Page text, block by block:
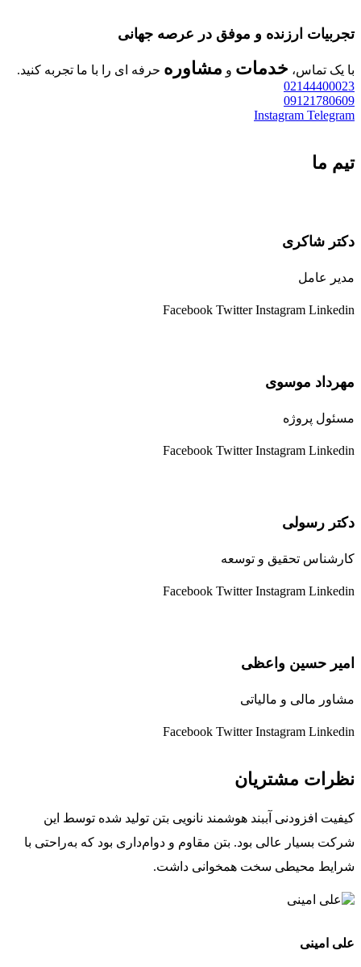
تجربیات ارزنده و موفق در عرصه جهانی
با یک تماس، خدمات و مشاوره حرفه ای را با ما تجربه کنید.
02144400023
09121780609
Instagram Telegram
تیم ما
دکتر شاکری
مدیر عامل
Facebook Twitter Instagram Linkedin
مهرداد موسوی
مسئول پروژه
Facebook Twitter Instagram Linkedin
دکتر رسولی
کارشناس تحقیق و توسعه
Facebook Twitter Instagram Linkedin
امیر حسین واعظی
مشاور مالی و مالیاتی
Facebook Twitter Instagram Linkedin
نظرات مشتریان
کیفیت افزودنی آببند هوشمند نانویی بتن تولید شده توسط این
شرکت بسیار عالی بود. بتن مقاوم و دوام‌داری بود که به‌راحتی با
شرایط محیطی سخت همخوانی داشت.
علی امینی